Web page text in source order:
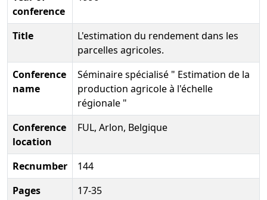
conference
Title
L'estimation du rendement dans les
parcelles agricoles.
Conference
name
Séminaire spécialisé " Estimation de la
production agricole à l'échelle
régionale "
Conference
location
FUL, Arlon, Belgique
Recnumber
144
Pages
17-35